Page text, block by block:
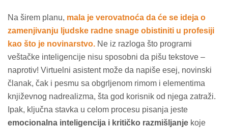
Na širem planu, mala je verovatnoća da će se ideja o
zamenjivanju ljudske radne snage obistiniti u profesiji
kao što je novinarstvo. Ne iz razloga što programi
veštačke inteligencije nisu sposobni da pišu tekstove –
naprotiv! Virtuelni asistent može da napiše esej, novinski
članak, čak i pesmu sa obgrljenom rimom i elementima
književnog nadrealizma, šta god korisnik od njega zatraži.
Ipak, ključna stavka u celom procesu pisanja jeste
emocionalna inteligencija i kritičko razmišljanje koje